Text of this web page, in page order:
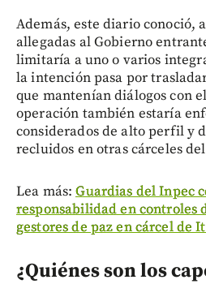
Además, este diario conoció,
allegadas al Gobierno
limitaría a uno o varios
la intención pasa por
que mantenían diálogos con
operación también estaría
considerados de alto perfil y
recluidos en otras cárceles
Lea más:Guardias del Inpec
responsabilidad en controles
gestores de paz en cárcel de
¿Quiénes son los